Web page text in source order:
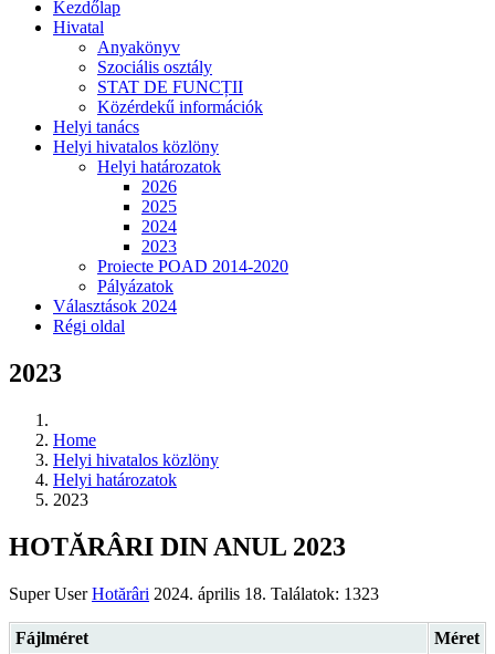
Kezdőlap
Hivatal
Anyakönyv
Szociális osztály
STAT DE FUNCȚII
Közérdekű információk
Helyi tanács
Helyi hivatalos közlöny
Helyi határozatok
2026
2025
2024
2023
Proiecte POAD 2014-2020
Pályázatok
Választások 2024
Régi oldal
2023
Home
Helyi hivatalos közlöny
Helyi határozatok
2023
HOTĂRÂRI DIN ANUL 2023
Super User Hotărâri 2024. április 18. Találatok: 1323
Fájlméret
Méret